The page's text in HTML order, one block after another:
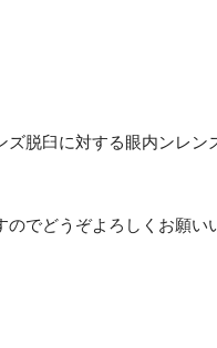
脱臼に対する眼内ンレ
でどうぞよろしくお願い